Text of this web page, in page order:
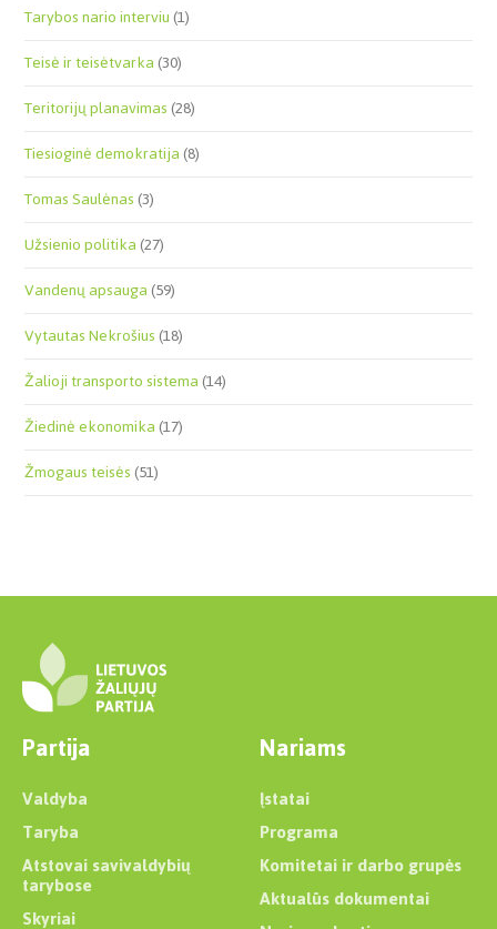
Tarybos nario interviu(1)
Teisė ir teisėtvarka(30)
Teritorijų planavimas(28)
Tiesioginė demokratija(8)
Tomas Saulėnas(3)
Užsienio politika(27)
Vandenų apsauga(59)
Vytautas Nekrošius(18)
Žalioji transporto sistema(14)
Žiedinė ekonomika(17)
Žmogaus teisės(51)
Partija
Valdyba
Taryba
Atstovai savivaldybių
tarybose
Skyriai
Nariams
Įstatai
Programa
Komitetai ir darbo grupės
Aktualūs dokumentai